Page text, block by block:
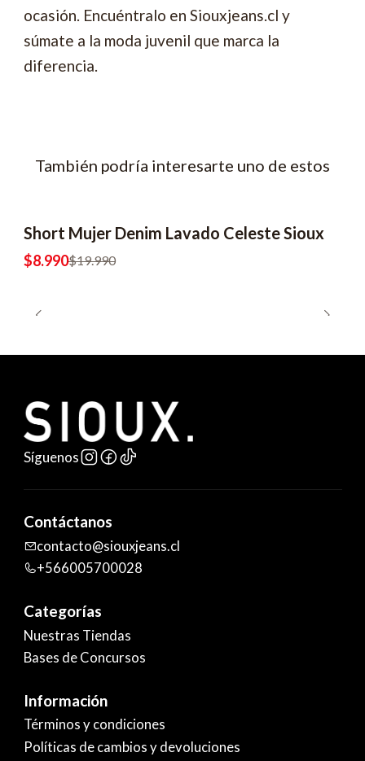
ocasión. Encuéntralo en Siouxjeans.cl y
súmate a la moda juvenil que marca la
diferencia.
También podría interesarte uno de estos
-55% OFF
Short Mujer Denim Lavado Celeste Sioux
$8.990$19.990
Síguenos
Contáctanos
contacto@siouxjeans.cl
+566005700028
Categorías
Nuestras Tiendas
Bases de Concursos
Información
Términos y condiciones
Políticas de cambios y devoluciones